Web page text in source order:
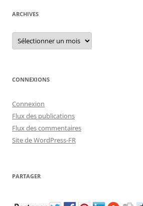
ARCHIVES
Archives
CONNEXIONS
Connexion
Flux des publications
Flux des commentaires
Site de WordPress-FR
PARTAGER